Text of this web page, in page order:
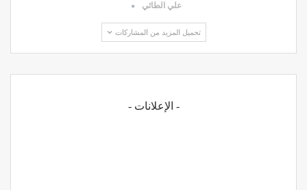
علي الطائي
تحميل المزيد من المشاركات
- الإعلانات -